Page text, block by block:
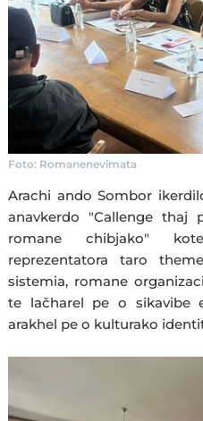
Foto: Romanenevimata
Arachi ando Sombor
anavkerdo "Callenge thaj
romane chibjako"
reprezentatora taro
sistemia, romane
te lačharel pe o sikavibe
arakhel pe o kulturako